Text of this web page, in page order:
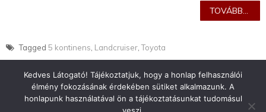
TOVÁBB...
Tagged 5 kontinens Landcruiser ,Toyota
Kedves Látogató! Tájékoztatjuk, hogy a honlap felhasználói
élmény fokozásának érdekében sütiket alkalmazunk. A
honlapunk használatával ön a tájékoztatásunkat tudomásul